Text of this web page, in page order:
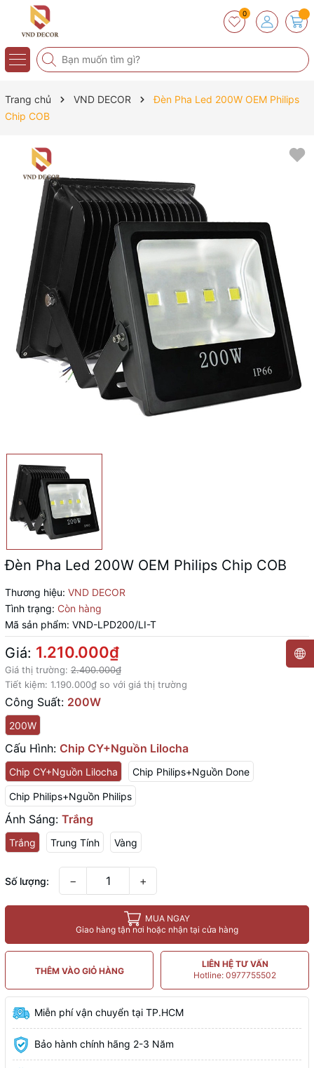
0
Trang chủ VND DECOR
Đèn Pha Led 200W OEM Philips
Chip COB
Đèn Pha Led 200W OEM Philips Chip COB
Thương hiệu: VND DECOR
Tình trạng: Còn hàng
Mã sản phẩm: VND-LPD200/LI-T
Giá: 1.210.000₫
Giá thị trường: 2.400.000₫
Tiết kiệm: 1.190.000₫ so với giá thị trường
Công Suất: 200W
200W
Cấu Hình: Chip CY+Nguồn Lilocha
Chip CY+Nguồn Lilocha Chip Philips+Nguồn Done
Chip Philips+Nguồn Philips
Ánh Sáng: Trắng
Trắng Trung Tính Vàng
Số lượng: − +
MUA NGAY
Giao hàng tận nơi hoặc nhận tại cửa hàng
THÊM VÀO GIỎ HÀNG
LIÊN HỆ TƯ VẤN
Hotline: 0977755502
Miễn phí vận chuyển tại TP.HCM
Bảo hành chính hãng 2-3 Năm